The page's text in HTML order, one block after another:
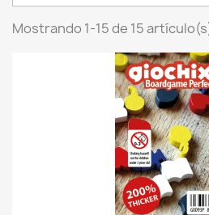
Mostrando 1-15 de 15